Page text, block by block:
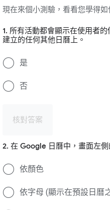
現在來個小測驗，看看您學得如
1. 所有活動都會顯示在使用者
建立的任何其他日曆上。
是
否
核對答案
2. 在 Google 日曆中，畫面左
依顏色
依字母 (顯示在預設日曆